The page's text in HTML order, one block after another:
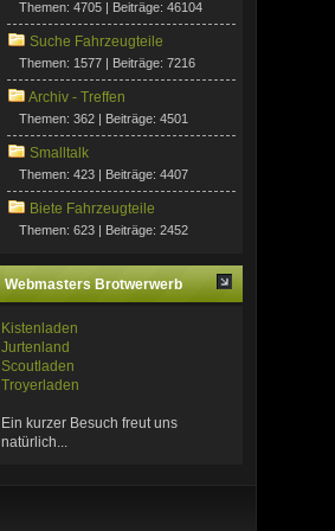
Themen: 4705 | Beiträge: 46104
Suche Fahrzeugteile
Themen: 1577 | Beiträge: 7216
Archiv - Treffen
Themen: 362 | Beiträge: 4501
Smalltalk
Themen: 423 | Beiträge: 4407
Biete Fahrzeugteile
Themen: 623 | Beiträge: 2452
Webmasters Brotwerwerb
Kistenladen
Jurtenland
Scoutladen
Troyerladen
Ein kurzer Besuch freut uns
natürlich...